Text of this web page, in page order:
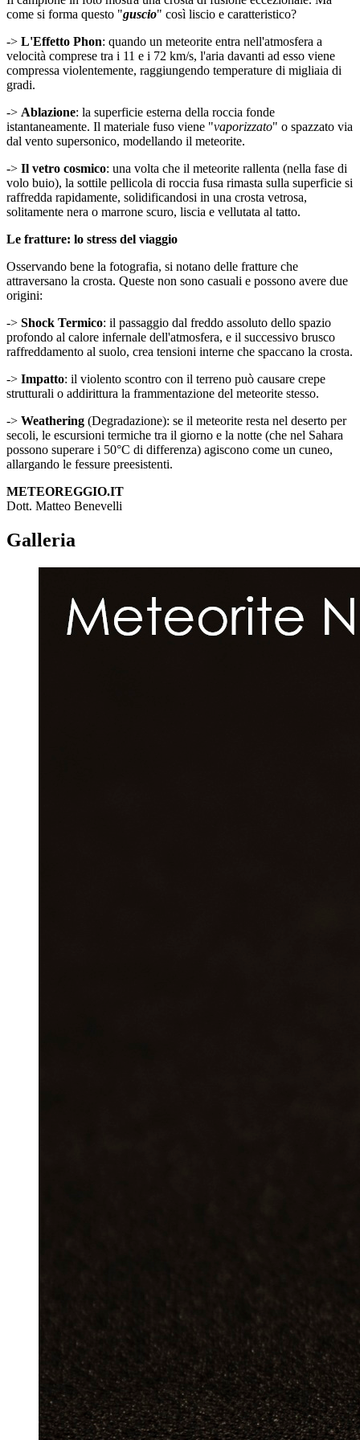
come si forma questo "guscio" così liscio e caratteristico?
-> L'Effetto Phon: quando un meteorite entra nell'atmosfera a
velocità comprese tra i 11 e i 72 km/s, l'aria davanti ad esso viene
compressa violentemente, raggiungendo temperature di migliaia di
gradi.
-> Ablazione: la superficie esterna della roccia fonde
istantaneamente. Il materiale fuso viene "vaporizzato" o spazzato via
dal vento supersonico, modellando il meteorite.
-> Il vetro cosmico: una volta che il meteorite rallenta (nella fase di
volo buio), la sottile pellicola di roccia fusa rimasta sulla superficie si
raffredda rapidamente, solidificandosi in una crosta vetrosa,
solitamente nera o marrone scuro, liscia e vellutata al tatto.
Le fratture: lo stress del viaggio
Osservando bene la fotografia, si notano delle fratture che
attraversano la crosta. Queste non sono casuali e possono avere due
origini:
-> Shock Termico: il passaggio dal freddo assoluto dello spazio
profondo al calore infernale dell'atmosfera, e il successivo brusco
raffreddamento al suolo, crea tensioni interne che spaccano la crosta.
-> Impatto: il violento scontro con il terreno può causare crepe
strutturali o addirittura la frammentazione del meteorite stesso.
-> Weathering (Degradazione): se il meteorite resta nel deserto per
secoli, le escursioni termiche tra il giorno e la notte (che nel Sahara
possono superare i 50°C di differenza) agiscono come un cuneo,
allargando le fessure preesistenti.
METEOREGGIO.IT
Dott. Matteo Benevelli
Galleria